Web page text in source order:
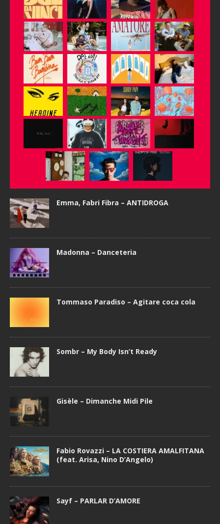
Emma, Fabri Fibra – ANTIDROGA
Madonna – Danceteria
Tommaso Paradiso – Agitare coca cola
Sombr – My Body Isn’t Ready
Gisèle – Dimanche Midi Pile
Fabio Rovazzi – LA COSTIERA AMALFITANA
(feat. Arisa, Nino D’Angelo)
Sayf – PARLAR D’AMORE